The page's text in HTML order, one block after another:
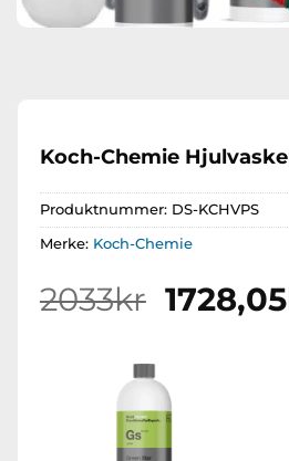
Koch-Chemie
Produktnummer: DS-KCHVPS
Merke: Koch-Chemie
2033kr
2033kr.
1728,05